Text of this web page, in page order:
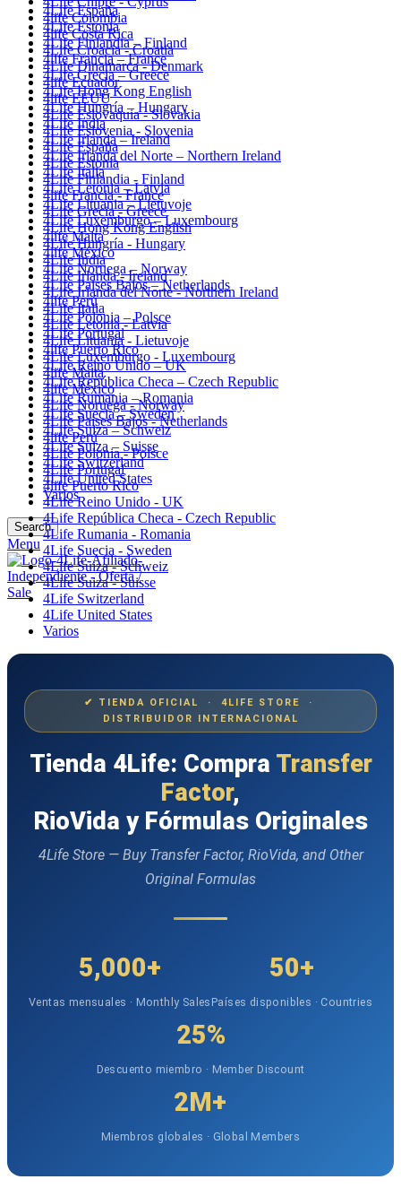
4Life España
4Life Estonia
4Life Finlandia – Finland
4life Francia – France
4Life Grecia – Greece
4Life Hong Kong English
4Life Hungría – Hungary
4Life India
4Life Irlanda – Ireland
4Life Irlanda del Norte – Northern Ireland
4Life Italia
4Life Letonia – Latvia
4Life Lituania – Lietuvoje
4Life Luxemburgo – Luxembourg
4life Malta
4life México
4Life Noruega – Norway
4Life Paises Bajos – Netherlands
4life Perú
4Life Polonia – Polsce
4Life Portugal
4life Puerto Rico
4Life Reino Unido – UK
4Life República Checa – Czech Republic
4Life Rumania – Romania
4Life Suecia – Sweden
4Life Suiza – Schweiz
4Life Suiza – Suisse
4Life Switzerland
4Life United States
Varios
Search
Menu
4life Colombia
4life Costa Rica
4Life Croacia - Croatia
4Life Dinamarca - Denmark
4life Ecuador
4life EEUU
4Life Eslovaquia - Slovakia
4Life Eslovenia - Slovenia
4Life España
4Life Estonia
4Life Finlandia - Finland
4life Francia - France
4Life Grecia - Greece
4Life Hong Kong English
4Life Hungría - Hungary
4Life India
4Life Irlanda - Ireland
4Life Irlanda del Norte - Northern Ireland
4Life Italia
4Life Letonia - Latvia
4Life Lituania - Lietuvoje
4Life Luxemburgo - Luxembourg
4life Malta
4life México
4Life Noruega - Norway
4Life Paises Bajos - Netherlands
4life Perú
4Life Polonia - Polsce
4Life Portugal
4life Puerto Rico
4Life Reino Unido - UK
4Life República Checa - Czech Republic
4Life Rumania - Romania
4Life Suecia - Sweden
4Life Suiza - Schweiz
4Life Suiza - Suisse
4Life Switzerland
4Life United States
Varios
✔ TIENDA OFICIAL · 4LIFE STORE ·
DISTRIBUIDOR INTERNACIONAL
Tienda 4Life: Compra Transfer
Factor,
RioVida y Fórmulas Originales
4Life Store — Buy Transfer Factor, RioVida, and Other
Original Formulas
5,000+
Ventas mensuales · Monthly Sales
50+
Países disponibles · Countries
25%
Descuento miembro · Member Discount
2M+
Miembros globales · Global Members